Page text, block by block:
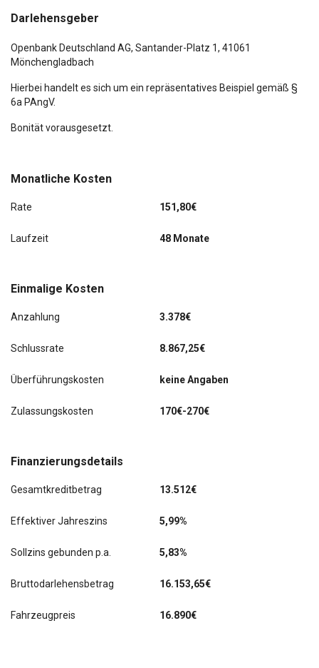
Monatliche Kosten
Rate 151,80€
Laufzeit 48 Monate
Einmalige Kosten
Anzahlung 3.378€
Schlussrate 8.867,25€
Überführungskosten keine Angaben
Zulassungskosten 170€-270€
Finanzierungsdetails
Gesamtkreditbetrag 13.512€
Effektiver Jahreszins 5,99%
Sollzins gebunden p.a. 5,83%
Bruttodarlehensbetrag 16.153,65€
Fahrzeugpreis 16.890€
Darlehensgeber
Openbank Deutschland AG, Santander-Platz 1, 41061
Mönchengladbach
Hierbei handelt es sich um ein repräsentatives Beispiel gemäß §
6a PAngV.
Bonität vorausgesetzt.